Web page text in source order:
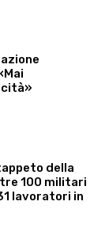
della
100 militari
lavoratori in